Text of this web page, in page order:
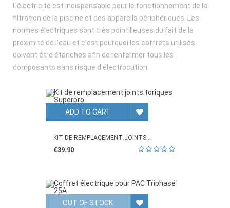
L'électricité est indispensable pour le fonctionnement de la
filtration de la piscine et des appareils périphériques. Les
normes électriques sont très pointilleuses du fait de la
proximité de l'eau et c'est pourquoi les coffrets utilisés
doivent être étanches afin de renfermer tous les
composants sans risque d'électrocution.
ADD TO CART
KIT DE REMPLACEMENT JOINTS...
€39.90
OUT OF STOCK